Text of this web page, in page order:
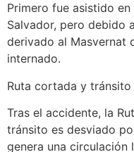
Primero fue asistido
Salvador, pero debido
derivado al Masvernat
internado.
Ruta cortada y tránsito
Tras el accidente, la
tránsito es desviado
genera una circulación